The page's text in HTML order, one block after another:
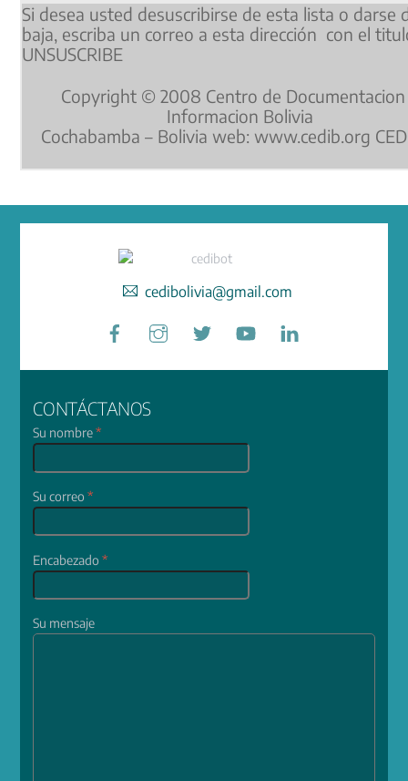
Si desea usted desuscribirse de esta lista o darse
baja, escriba un correo a esta dirección con el
UNSUSCRIBE
Copyright © 2008 Centro de
Informacion Bolivia
Cochabamba – Bolivia web: www.cedib.org
cedibolivia@gmail.com
Facebook
CONTÁCTANOS
Su nombre*
Su correo*
Encabezado*
Su mensaje